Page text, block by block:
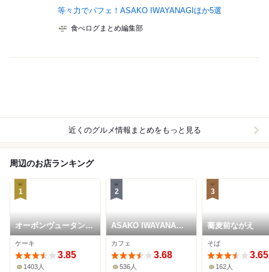
等々力でパフェ！ASAKO IWAYANAGIほか5選
食べログまとめ編集部
近くのグルメ情報まとめをもっと見る
周辺のお店ランキング
1
オーボンヴュータン
尾山台店
ケーキ
3.85
1403人
2
ASAKO IWAYANAGI
SALON DE THE
カフェ
3.68
536人
3
蕎麦前ながえ
そば
3.65
162人